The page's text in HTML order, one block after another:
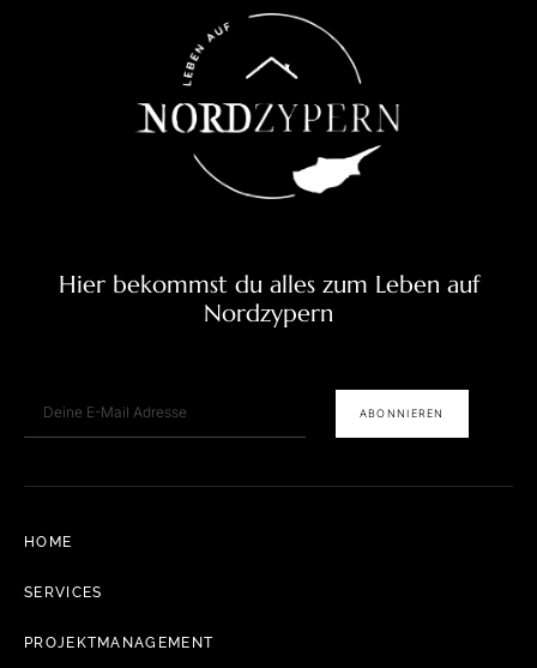
Hier bekommst du alles zum Leben auf
Nordzypern
ABONNIEREN
HOME
SERVICES
PROJEKTMANAGEMENT